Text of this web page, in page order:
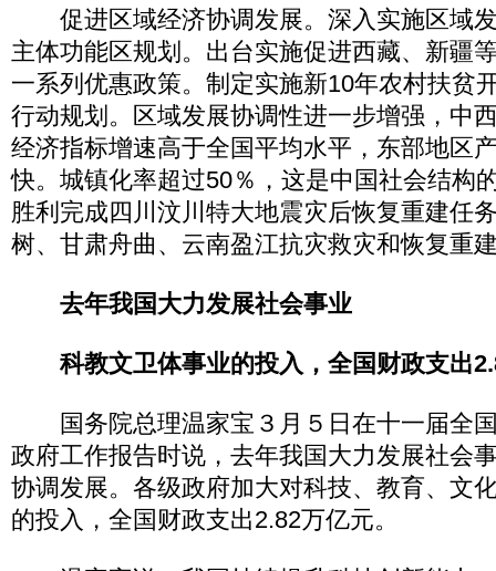
促进区域经济协调发展。深入实施区域
主体功能区规划。出台实施促进西藏、新疆
一系列优惠政策。制定实施新10年农村扶贫
行动规划。区域发展协调性进一步增强，中
经济指标增速高于全国平均水平，东部地区
快。城镇化率超过50％，这是中国社会结构
胜利完成四川汶川特大地震灾后恢复重建任
树、甘肃舟曲、云南盈江抗灾救灾和恢复重
去年我国大力发展社会事业
科教文卫体事业的投入，全国财政支出
国务院总理温家宝３月５日在十一届全
政府工作报告时说，去年我国大力发展社会
协调发展。各级政府加大对科技、教育、文
的投入，全国财政支出2.82万亿元。